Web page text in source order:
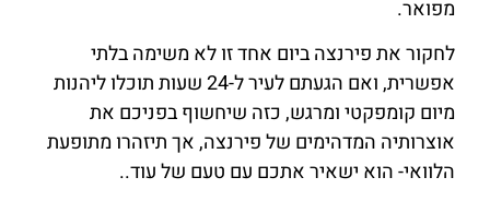
מפואר.
לחקור את פירנצה ביום אחד זו לא משימה בלתי
אפשרית, ואם הגעתם לעיר ל-24 שעות תוכלו ליהנות
מיום קומפקטי ומרגש, כזה שיחשוף בפניכם את
אוצרותיה המדהימים של פירנצה, אך תיזהרו מתופעת
הלוואי- הוא ישאיר אתכם עם טעם של עוד..